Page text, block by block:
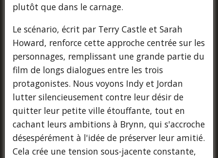
plutôt que dans le carnage.
Le scénario, écrit par Terry Castle et Sarah
Howard, renforce cette approche centrée sur les
personnages, remplissant une grande partie du
film de longs dialogues entre les trois
protagonistes. Nous voyons Indy et Jordan
lutter silencieusement contre leur désir de
quitter leur petite ville étouffante, tout en
cachant leurs ambitions à Brynn, qui s'accroche
désespérément à l'idée de préserver leur amitié.
Cela crée une tension sous-jacente constante,